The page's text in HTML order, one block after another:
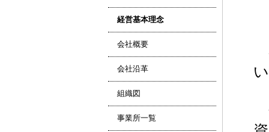
経営基本理念
会社概要
会社沿革
組織図
事業所一覧